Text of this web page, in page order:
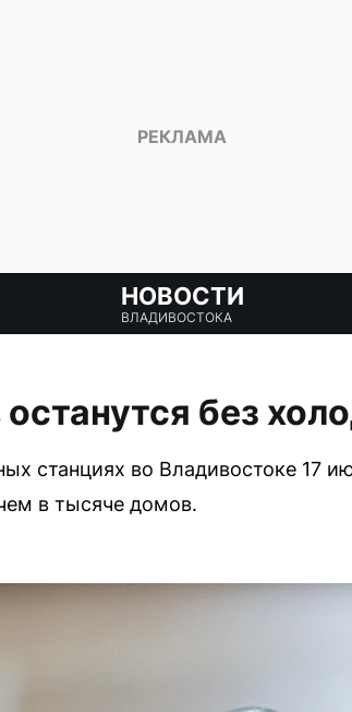
НОВОСТИ
ВЛАДИВОСТОКА
без
станциях во Владивостоке 17
в тысяче домов.